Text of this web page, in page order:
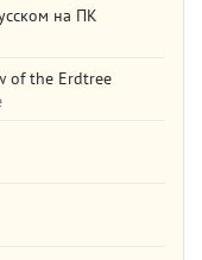
на ПК
of the Erdtree